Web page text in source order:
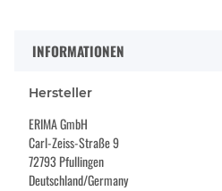
INFORMATIONEN
Hersteller
ERIMA GmbH
Carl-Zeiss-Straße 9
72793 Pfullingen
Deutschland/Germany